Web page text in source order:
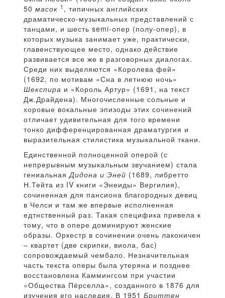
50 масок 1 , типичных английских
драматическо-музыкальных представлений с
танцами, и шесть semi-опер (полу-опер), в
которых музыка занимает уже, практически,
главенствующее место, однако действие
развивается все же в разговорных диалогах.
Среди них выделяются «Королева фей»
(1692, по мотивам «Сна в летнюю ночь»
Шекспира и «Король Артур» (1691, на текст
Дж.Драйдена). Многочисленные сольные и
хоровые вокальные эпизоды этих сочинений
отличает удивительная для того времени
тонко дифференцированная драматургия и
выразительная стилистика музыкальной ткани.
Единственной полноценной оперой (с
непрерывным музыкальным звучанием) стала
гениальнаяДидона и Эней (1689, либретто
Н.Тейта из IV книги «Энеиды» Вергилия),
сочиненная для пансиона благородных девиц
в Челси и там же впервые исполненная
едтнственный раз. Такая специфика привела к
тому, что в опере доминируют женские
образы. Оркестр в сочинении очень лаконичен
– квартет (две скрипки, виола, бас)
сопровождаемый чембало. Незначительная
часть текста оперы была утеряна и позднее
восстановлена Каммингсом при участии
«Общества Пёрселла», созданного в 1876 для
изучения его наследия. В 1951 Бриттен